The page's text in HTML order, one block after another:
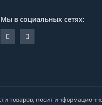
Мы в социальных сетях:
товаров, носит